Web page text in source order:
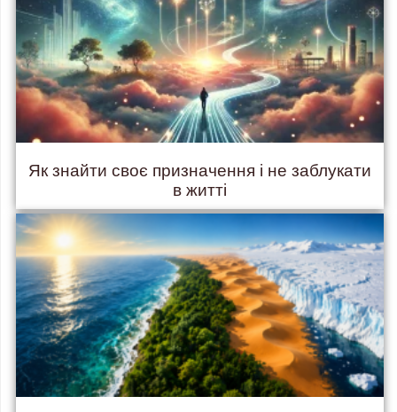
Як знайти своє призначення і не заблукати
в житті